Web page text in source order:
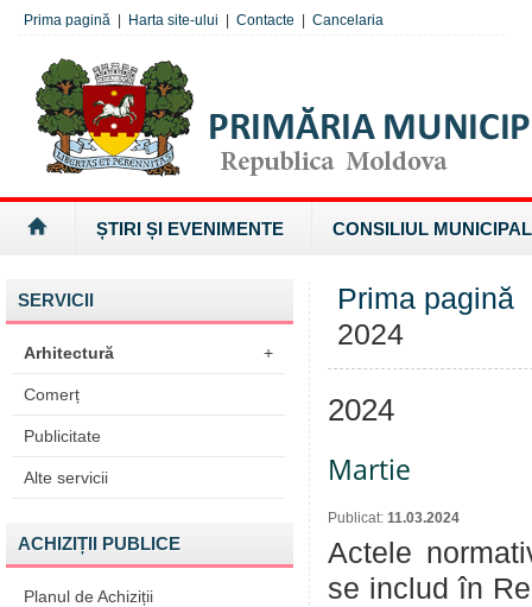
Prima pagină Harta site-ului Contacte Cancelaria
ȘTIRI ȘI EVENIMENTE CONSILIUL MUNICIPAL
SERVICII
Arhitectură +
Comerț
Publicitate
Alte servicii
ACHIZIȚII PUBLICE
Planul de Achiziții
Prima pagină
2024
2024
Martie
Publicat: 11.03.2024
Actele
se includ în